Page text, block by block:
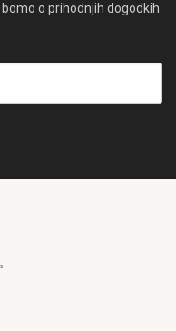
o prihodnjih dogodkih.